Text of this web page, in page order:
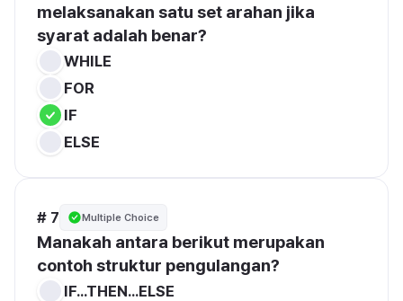
melaksanakan satu set arahan jika
syarat adalah benar?
WHILE
FOR
IF
ELSE
# 7 Multiple Choice
Manakah antara berikut merupakan
contoh struktur pengulangan?
IF...THEN...ELSE